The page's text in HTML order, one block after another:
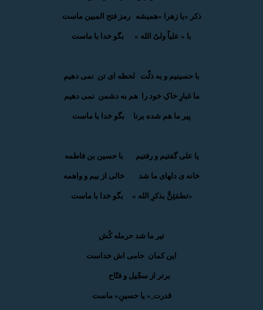
ذکر «یا زهرا »همیشه رمز فتح المبین ماست
با « علیاً ولیُ الله » بگو خدا با ماست
با حسینیم و به ذلّت لحظه ای تن نمی دهیم
ما غبارِ خاکِ خود را هم به دشمن نمی دهیم
پیر ما هم شده برنا بگو خدا با ماست
یا علی گفتیم و رفتیم با حسین بن فاطمه
خانه ی دلهای ما شد خالی از بیم و واهمه
«تطمَئِنٌّ بذکرِ الله » بگو خدا با ماست
تیر ما شد حرمله کُش
این کمان حامی اش خداست
برتر از سجّیل و فتّاح
قدرت ِ« یا حسینِ» ماست